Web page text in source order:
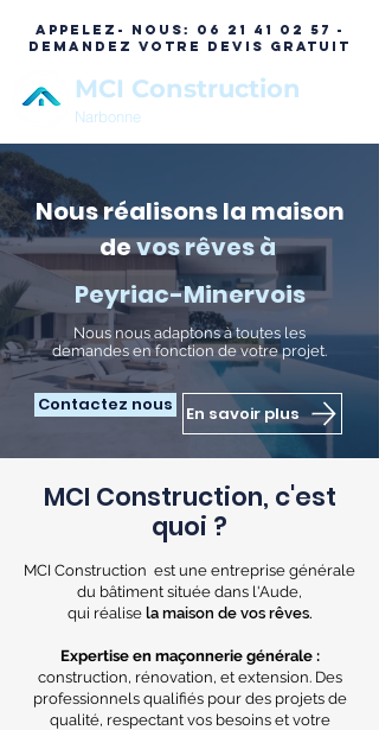
APPELEZ- NOUS:
06 21 41 02 57 -
DEMANDEZ VOTRE DEVIS GRATUIT
MCI Construction
Narbonne
Nous réalisons la maison
devos rêves à
Peyriac-Minervois
Nous nous adaptons à toutes les
demandes en fonction de votre projet.
Contactez nous En savoir plus
MCI Construction, c'est
quoi ?
MCI Construction est une entreprise générale
du bâtiment située dans l'Aude,
qui réalisela maison de vos rêves.
Expertise en maçonnerie générale :
construction, rénovation, et extension. Des
professionnels qualifiés pour des projets de
qualité, respectant vos besoins et votre